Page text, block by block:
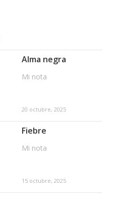
Alma negra
Mi nota
20 octubre, 2025
Fiebre
Mi nota
15 octubre, 2025